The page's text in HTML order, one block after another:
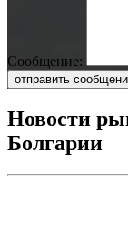
Сообщение:
отправить
Новости
Болгарии